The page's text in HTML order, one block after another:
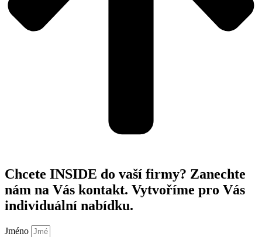
Chcete INSIDE do vaší firmy? Zanechte
nám na Vás kontakt. Vytvoříme pro Vás
individuální nabídku.
Jméno